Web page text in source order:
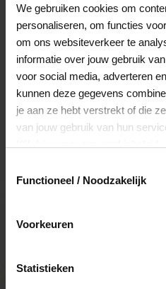
We gebruiken cookies om
personaliseren, om functies
om ons websiteverkeer te
informatie over jouw gebruik
voor social media, adverteren
kunnen deze gegevens
je aan ze hebt verstrekt of die
van jouw gebruik van hun
Functioneel / Noodzakelijk
Voorkeuren
Statistieken
(of online cadeaucode)
onder de kraslaag op de
bevindt, danwel in de e-
cadeaucode) in te vullen.
dan het tegoed op je
VVV Giftcard danwel de
Cadeaucode)? Dan kan
resterende bedrag
maximum van € 50,-
Als het tegoed op de
overschrijdt dan kun je
met iDEAL | WERO
Betalen met een